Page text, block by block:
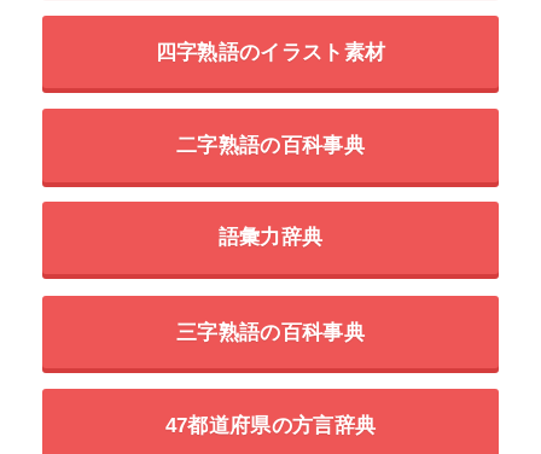
四字熟語のイラスト素材
二字熟語の百科事典
語彙力辞典
三字熟語の百科事典
47都道府県の方言辞典